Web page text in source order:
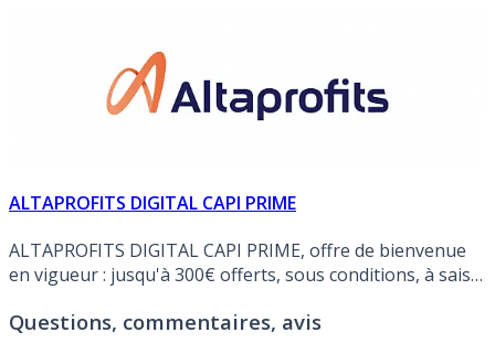
ALTAPROFITS DIGITAL CAPI PRIME
ALTAPROFITS DIGITAL CAPI PRIME, offre de bienvenue
en vigueur : jusqu'à 300€ offerts, sous conditions, à saisir
capitalisation du renommé contrat d’assurance-vie Digital
Questions, commentaires, avis